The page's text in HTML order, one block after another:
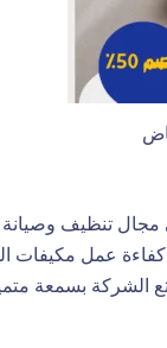
تنظيف
عمل مكيفات
الشركة بسمعة